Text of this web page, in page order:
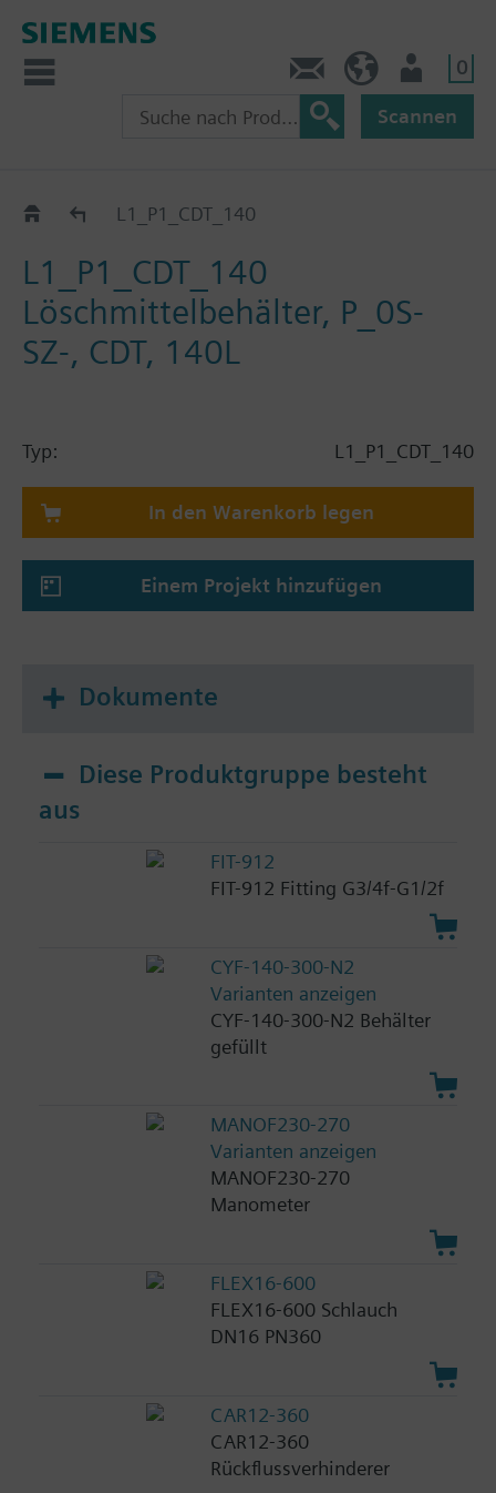
0
Scannen
KatalogL1_P1_CDT_140
L1_P1_CDT_140
Löschmittelbehälter, P_0S-
SZ-, CDT, 140L
Typ: L1_P1_CDT_140
In den Warenkorb legen
Einem Projekt hinzufügen
Dokumente
Diese Produktgruppe besteht
aus
FIT-912
FIT-912 Fitting G3/4f-G1/2f
CYF-140-300-N2
Varianten anzeigen
CYF-140-300-N2 Behälter
gefüllt
MANOF230-270
Varianten anzeigen
MANOF230-270
Manometer
FLEX16-600
FLEX16-600 Schlauch
DN16 PN360
CAR12-360
CAR12-360
Rückflussverhinderer